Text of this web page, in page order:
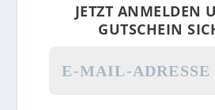
JETZT ANMELDEN
GUTSCHEIN